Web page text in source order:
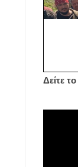
Δείτε